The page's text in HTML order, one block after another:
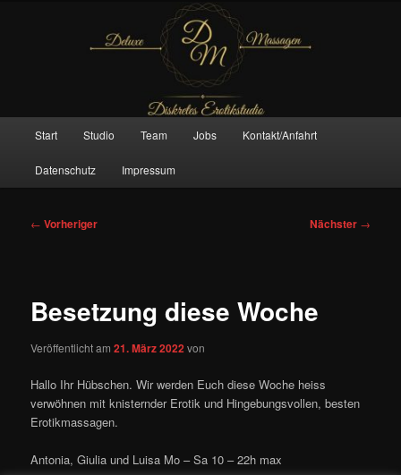
Deluxe Massagen And More
Start Studio Team Jobs Kontakt/Anfahrt
Datenschutz Impressum
Beitragsnavigation
← Vorheriger Nächster →
Besetzung diese Woche
Veröffentlicht am21. März 2022von
Hallo Ihr Hübschen. Wir werden Euch diese Woche heiss
verwöhnen mit knisternder Erotik und Hingebungsvollen, besten
Erotikmassagen.
Antonia, Giulia und Luisa Mo – Sa 10 – 22h max